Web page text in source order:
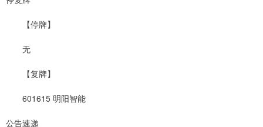
【停牌】
无
【复牌】
601615 明阳智能
公告速递